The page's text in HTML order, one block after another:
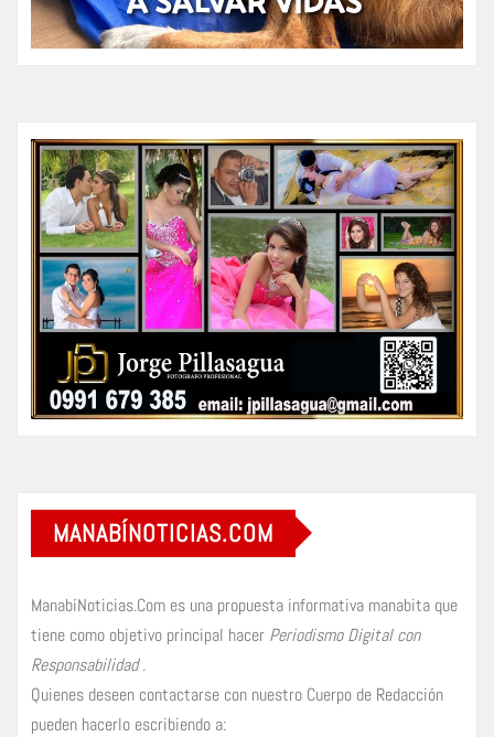
MANABÍNOTICIAS.COM
ManabíNoticias.Com es una propuesta informativa manabita que
tiene como objetivo principal hacer Periodismo Digital con
Responsabilidad.
Quienes deseen contactarse con nuestro Cuerpo de Redacción
pueden hacerlo escribiendo a: